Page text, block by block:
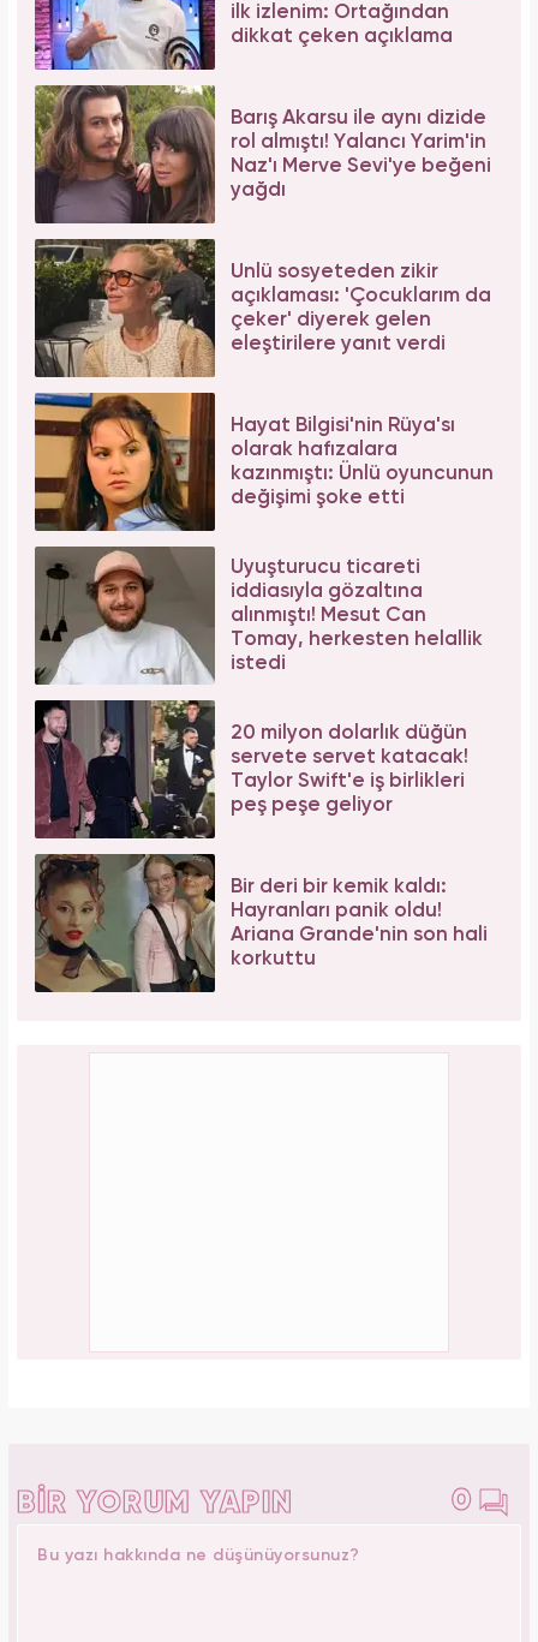
ilk izlenim: Ortağından
dikkat çeken açıklama
Barış Akarsu ile aynı dizide
rol almıştı! Yalancı Yarim'in
Naz'ı Merve Sevi'ye beğeni
yağdı
Ünlü sosyeteden zikir
açıklaması: 'Çocuklarım da
çeker' diyerek gelen
eleştirilere yanıt verdi
Hayat Bilgisi'nin Rüya'sı
olarak hafızalara
kazınmıştı: Ünlü oyuncunun
değişimi şoke etti
Uyuşturucu ticareti
iddiasıyla gözaltına
alınmıştı! Mesut Can
Tomay, herkesten helallik
istedi
20 milyon dolarlık düğün
servete servet katacak!
Taylor Swift'e iş birlikleri
peş peşe geliyor
Bir deri bir kemik kaldı:
Hayranları panik oldu!
Ariana Grande'nin son hali
korkuttu
BİR YORUM YAPIN 0